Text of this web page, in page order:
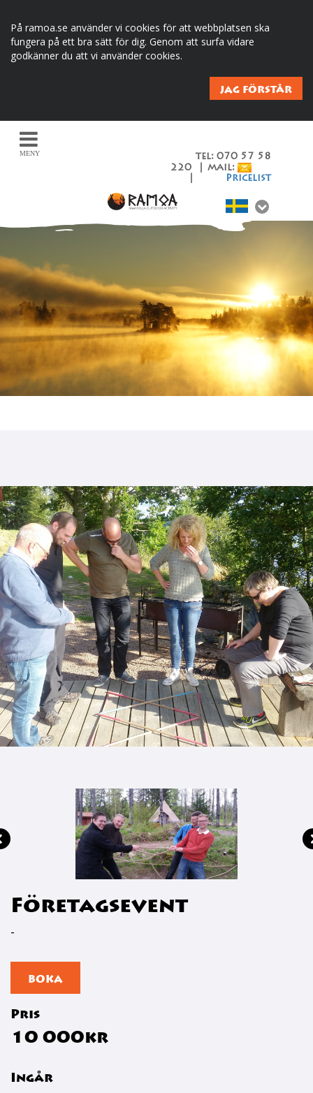
På ramoa.se använder vi cookies för att webbplatsen ska
fungera på ett bra sätt för dig. Genom att surfa vidare
godkänner du att vi använder cookies.
JAG FÖRSTÅR
tel: 070 57 58
220 | mail:
Pricelist
MENY
Företagsevent
-
BOKA
Pris
10 000kr
Ingår